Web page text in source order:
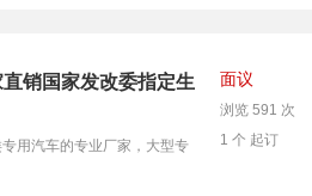
销国家发改委指定生
用汽车的专业厂家，大型专
面议
浏览 591 次
1 个 起订